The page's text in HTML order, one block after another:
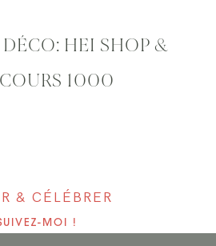
HEI SHOP &
1000
& CÉLÉBRER
MOI !